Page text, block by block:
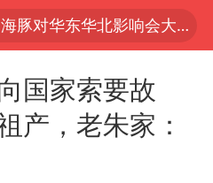
白海豚对华东华北影响会大于巴威
国家索要故
产，老朱家：